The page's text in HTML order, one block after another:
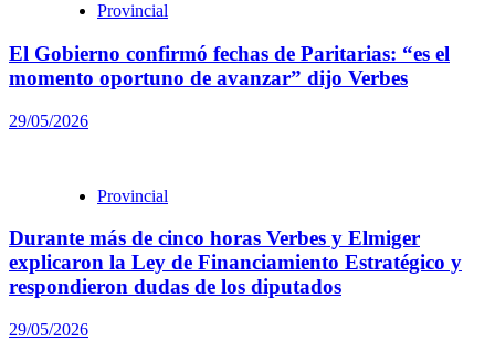
Provincial
El Gobierno confirmó fechas de Paritarias: “es el
momento oportuno de avanzar” dijo Verbes
29/05/2026
Provincial
Durante más de cinco horas Verbes y Elmiger
explicaron la Ley de Financiamiento Estratégico y
respondieron dudas de los diputados
29/05/2026